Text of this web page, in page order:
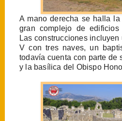
A mano derecha se halla
gran complejo de edificios
Las construcciones
V con tres naves, un
todavía cuenta con parte de
y la basílica del Obispo